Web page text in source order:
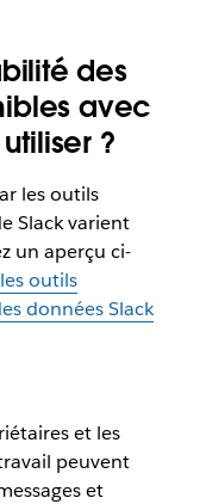
des
avec
?
les outils
Slack varient
un aperçu ci-
outils
données Slack
et les
peuvent
et